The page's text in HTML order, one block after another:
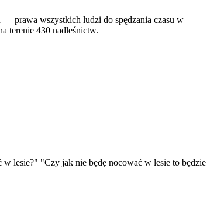
prawa wszystkich ludzi do spędzania czasu w
terenie 430 nadleśnictw.
w lesie?" "Czy jak nie będę nocować w lesie to będzie